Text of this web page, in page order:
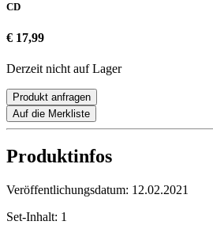
CD
€ 17,99
Derzeit nicht auf Lager
Produkt anfragen
Auf die Merkliste
Produktinfos
Veröffentlichungsdatum: 12.02.2021
Set-Inhalt: 1